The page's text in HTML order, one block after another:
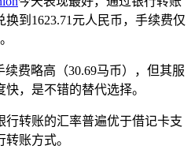
换到1623.71元人民币，手续费仅
续费略高（30.69马币），但其服
，是不错的替代选择。
行转账的汇率普遍优于借记卡支
账方式。